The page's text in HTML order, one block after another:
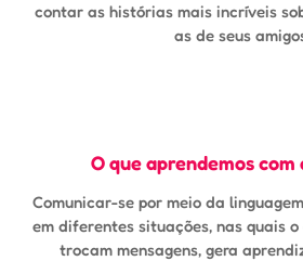
contar as histórias mais incríveis
as de seus
O que aprendemos com
Comunicar-se por meio da
em diferentes situações, nas quais
trocam mensagens, gera